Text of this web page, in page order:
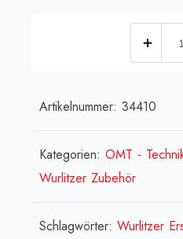
de
Artikelnummer: 34410
Kategorien: OMT -
Wurlitzer Zubehör
Schlagwörter: Wurlitzer